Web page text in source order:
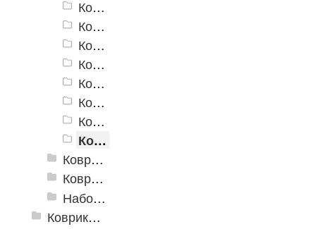
Коврики для ванн «V-Line» фотопечать FV4
Коврики для ванн «V-Line» фотопечать FV7
Коврики для ванн «V-Line» фотопечать FV8
Коврики для ванн «V-Line» фотопечать FV11
Коврики для ванн «V-Line» фотопечать FV15
Коврики для ванн «V-Line» фотопечать FV17
Коврики для ванн «V-Line» фотопечать FV20
Коврики для ванн «V-Line» фотопечать FV45
Коврики для ванн против скольжения
Коврики для ванной
Набор ковриков
Коврики и дорожки пористые (Лапша)